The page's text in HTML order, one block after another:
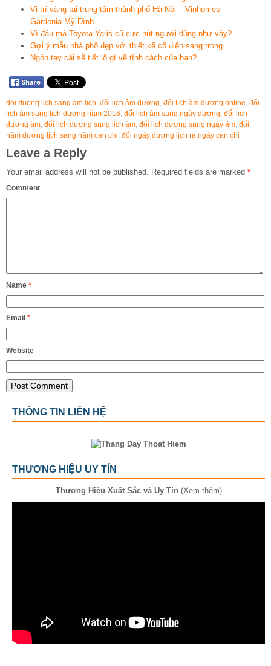
Vị trí vàng tại trung tâm thành phố Hà Nội – Vinhomes
Gardenia Mỹ Đình
Vì đâu mà Toyota Yaris cũ cực hút người dùng như vậy?
Gợi ý mẫu nhà phố đẹp với thiết kế cổ điển sang trọng
Ngón tay cái sẽ tiết lộ gì về tính cách của bạn?
doi duong lich sang am lịch, đổi lịch âm dương, đổi lịch âm dương online, đổi
lịch âm sang lịch dương năm 2016, đổi lịch âm sang ngày dương, đổi lịch
dương âm, đổi lịch dương sang lịch âm, đổi lịch dương sang ngày âm, đổi
năm dương lịch sang năm can chi, đổi ngày dương lịch ra ngày can chi
Leave a Reply
Your email address will not be published. Required fields are marked *
Comment
Name *
Email *
Website
THÔNG TIN LIÊN HỆ
THƯƠNG HIỆU UY TÍN
Thương Hiệu Xuất Sắc và Uy Tín (Xem thêm)